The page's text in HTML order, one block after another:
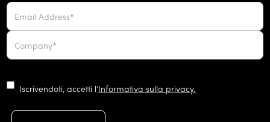
Iscrivendoti, accetti l'Informativa sulla privacy.